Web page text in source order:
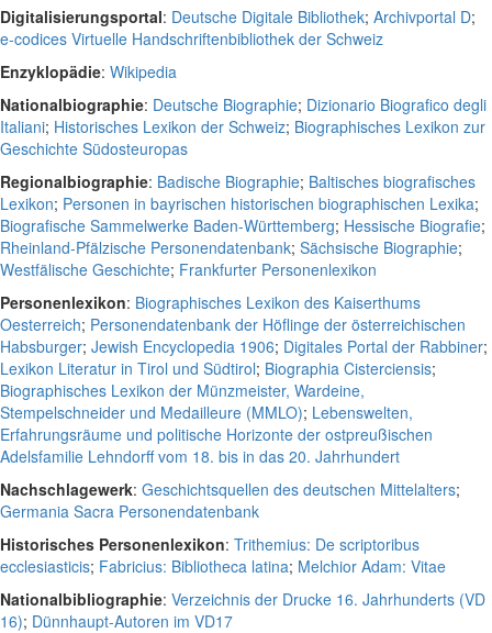
Digitalisierungsportal: Deutsche Digitale Bibliothek; Archivportal D;
e-codices Virtuelle Handschriftenbibliothek der Schweiz
Enzyklopädie: Wikipedia
Nationalbiographie: Deutsche Biographie; Dizionario Biografico degli
Italiani; Historisches Lexikon der Schweiz; Biographisches Lexikon zur
Geschichte Südosteuropas
Regionalbiographie: Badische Biographie; Baltisches biografisches
Lexikon; Personen in bayrischen historischen biographischen Lexika;
Biografische Sammelwerke Baden-Württemberg; Hessische Biografie;
Rheinland-Pfälzische Personendatenbank; Sächsische Biographie;
Westfälische Geschichte; Frankfurter Personenlexikon
Personenlexikon: Biographisches Lexikon des Kaiserthums
Oesterreich; Personendatenbank der Höflinge der österreichischen
Habsburger; Jewish Encyclopedia 1906; Digitales Portal der Rabbiner;
Lexikon Literatur in Tirol und Südtirol; Biographia Cisterciensis;
Biographisches Lexikon der Münzmeister, Wardeine,
Stempelschneider und Medailleure (MMLO); Lebenswelten,
Erfahrungsräume und politische Horizonte der ostpreußischen
Adelsfamilie Lehndorff vom 18. bis in das 20. Jahrhundert
Nachschlagewerk: Geschichtsquellen des deutschen Mittelalters;
Germania Sacra Personendatenbank
Historisches Personenlexikon: Trithemius: De scriptoribus
ecclesiasticis; Fabricius: Bibliotheca latina; Melchior Adam: Vitae
Nationalbibliographie: Verzeichnis der Drucke 16. Jahrhunderts (VD
16); Dünnhaupt-Autoren im VD17